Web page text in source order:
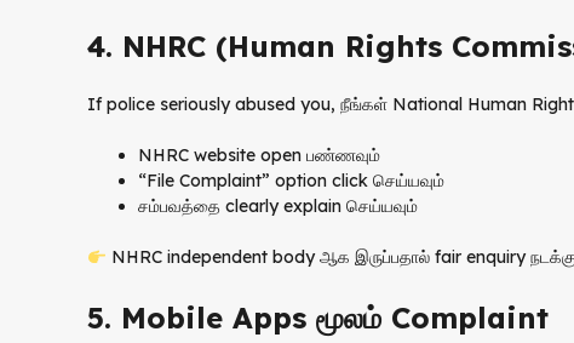
4. NHRC (Human Rights
If police seriously abused you, நீங்கள் National Human
NHRC website open பண்ணவும்
“File Complaint” option click செய்யவும்
சம்பவத்தை clearly explain செய்யவும்
NHRC independent body ஆக இருப்பதால் fair enquiry
5. Mobile Apps மூலம் Complaint